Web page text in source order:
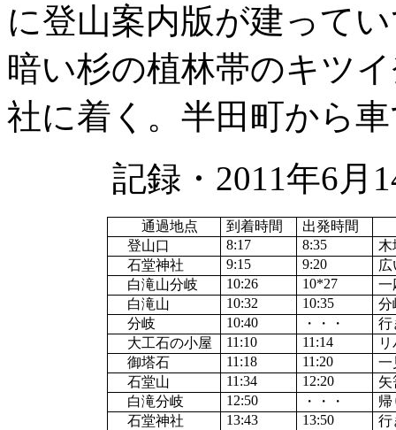
に登山案内版が建って
暗い杉の植林帯のキツ
社に着く。半田町から
記録・ 2011年6月
通過地点 到着時間 出発時間
登山口
8:17 8:35
木
石堂神社
9:15 9:20
白滝山分岐
10:26 10*27
一
白滝山
10:32 10:35
分
分岐
10:40 ・・・
行
大工石の小屋
11:10 11:14
御塔石
11:18 11:20
一
石堂山
11:34 12:20
矢
白滝分岐
12:50 ・・・
帰
石堂神社
13:43 13:50
行